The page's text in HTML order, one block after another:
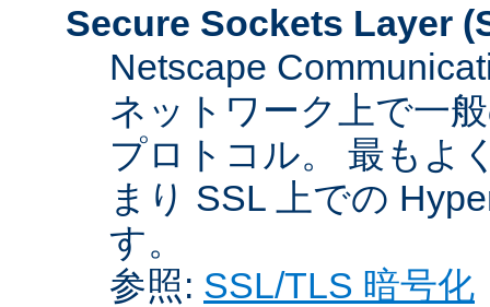
Secure Sockets Layer
Netscape
ネットワーク上で一
プロトコル。 最もよ
まり SSL 上での
す。
参照: SSL/TLS 暗号化